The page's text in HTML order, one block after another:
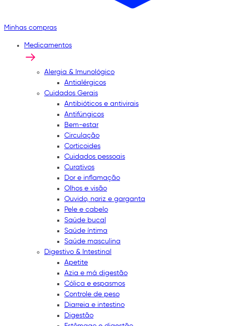
Minhas compras
Medicamentos
Alergia & Imunológico
Antialérgicos
Cuidados Gerais
Antibióticos e antivirais
Antifúngicos
Bem-estar
Circulação
Corticoides
Cuidados pessoais
Curativos
Dor e inflamação
Olhos e visão
Ouvido, nariz e garganta
Pele e cabelo
Saúde bucal
Saúde íntima
Saúde masculina
Digestivo & Intestinal
Apetite
Azia e má digestão
Cólica e espasmos
Controle de peso
Diarreia e intestino
Digestão